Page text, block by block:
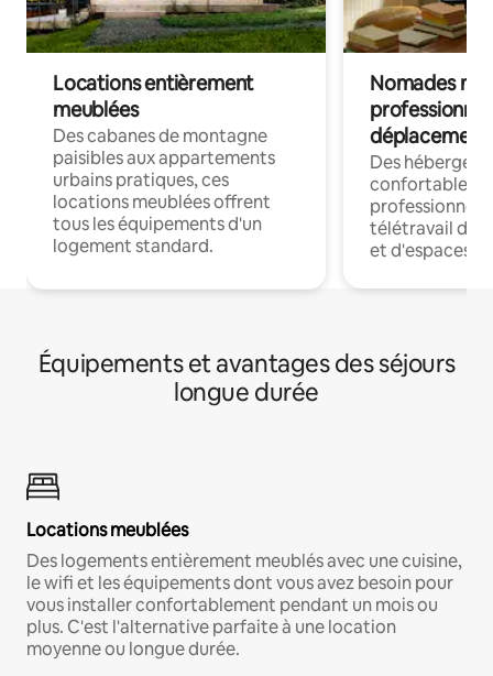
Locations entièrement
meublées
Des cabanes de montagne
paisibles aux appartements
urbains pratiques, ces
locations meublées offrent
tous les équipements d'un
logement standard.
Nomades
déplacement
Des
confortables
professionnels
télétravail
et d'espaces
Équipements et avantages des séjours
longue durée
Locations meublées
Des logements entièrement meublés avec une cuisine,
le wifi et les équipements dont vous avez besoin pour
vous installer confortablement pendant un mois ou
plus. C'est l'alternative parfaite à une location
moyenne ou longue durée.